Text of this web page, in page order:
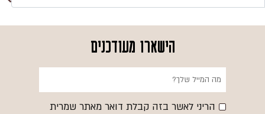
קטלוג המוצרים
שאלות ותשובות
עדכן סיסמה
הישארו מעודכנים
הריני לאשר בזה קבלת דואר מאתר שמרית